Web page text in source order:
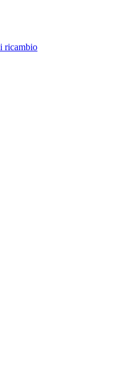
ricambio